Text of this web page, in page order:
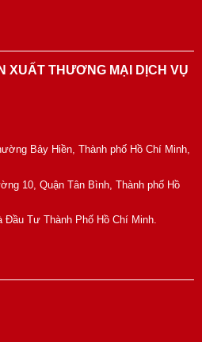
XUẤT THƯƠNG MẠI DỊCH VỤ
Bảy Hiền, Thành phố Hồ Chí Minh,
10, Quận Tân Bình, Thành phố Hồ
Đầu Tư Thành Phố Hồ Chí Minh.